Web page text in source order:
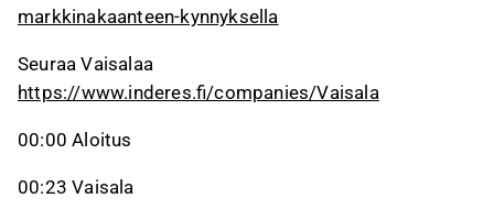
markkinakaanteen-kynnyksella
Seuraa Vaisalaa
https://www.inderes.fi/companies/Vaisala
00:00 Aloitus
00:23 Vaisala